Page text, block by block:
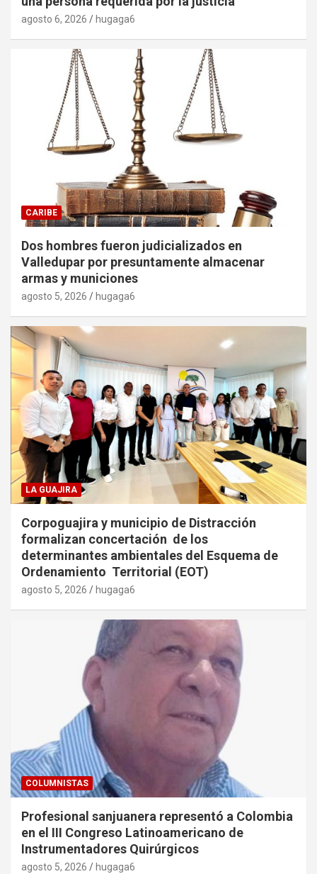
agosto 6, 2026 hugaga6
CARIBE
Dos hombres fueron judicializados en
Valledupar por presuntamente almacenar
armas y municiones
agosto 5, 2026 hugaga6
LA GUAJIRA
Corpoguajira y municipio de Distracción
formalizan concertación de los
determinantes ambientales del Esquema de
Ordenamiento Territorial (EOT)
agosto 5, 2026 hugaga6
COLUMNISTAS
Profesional sanjuanera representó a Colombia
en el III Congreso Latinoamericano de
Instrumentadores Quirúrgicos
agosto 5, 2026 hugaga6